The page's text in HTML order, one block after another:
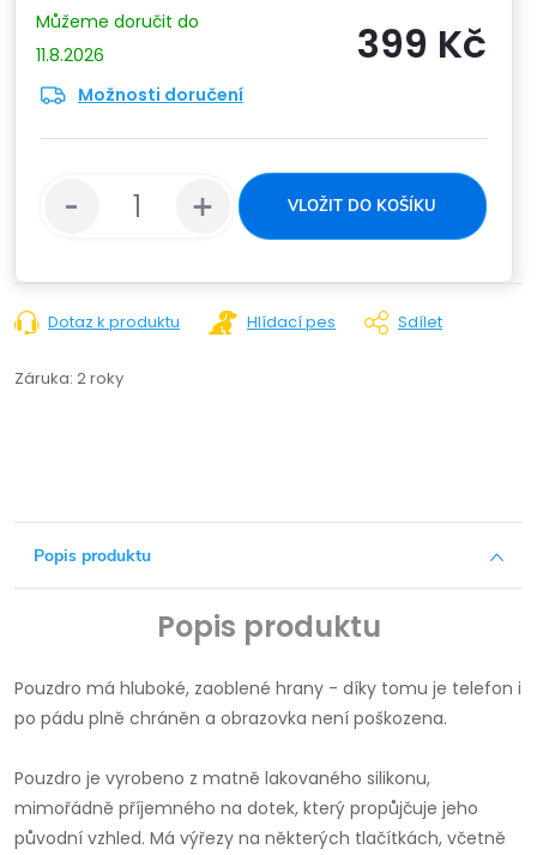
11.8.2026
Možnosti doručení
399 Kč
VLOŽIT DO KOŠÍKU
Dotaz k produktu Hlídací pes Sdílet
Záruka: 2 roky
Popis produktu
Popis produktu
Pouzdro má hluboké, zaoblené hrany - díky tomu je telefon i
po pádu plně chráněn a obrazovka není poškozena.
Pouzdro je vyrobeno z matně lakovaného silikonu,
mimořádně příjemného na dotek, který propůjčuje jeho
původní vzhled. Má výřezy na některých tlačítkách, včetně